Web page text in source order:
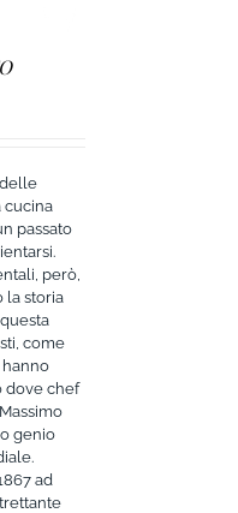
cucina
passato
però,
la storia
come
dove chef
genio
ad